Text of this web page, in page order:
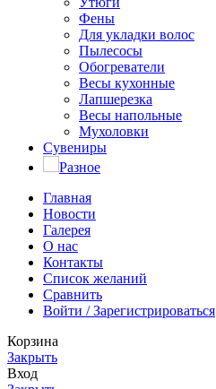
Фены
Для укладки волос
Пылесосы
Обогреватели
Весы кухонные
Лапшерезка
Весы напольные
Мухоловки
Сувениры
Разное
Главная
Новости
Галерея
О нас
Контакты
Список желаний
Сравнить
Войти / Зарегистрироваться
Корзина
Закрыть
Вход